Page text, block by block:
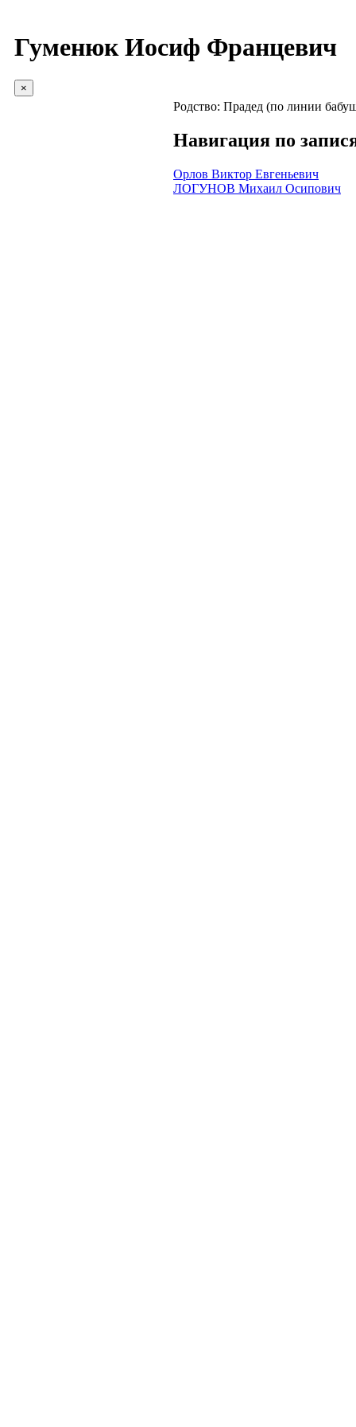
Гуменюк Иосиф Францевич
×
Родство: Прадед (по линии
Навигация по
Орлов Виктор Евгеньевич
ЛОГУНОВ Михаил Осипович